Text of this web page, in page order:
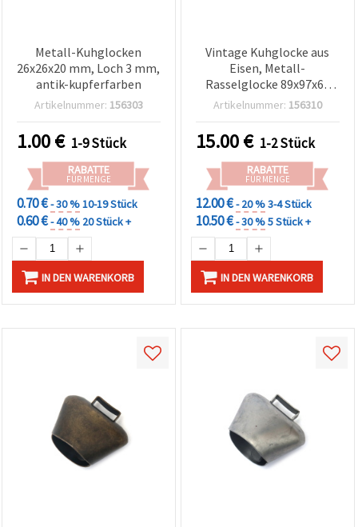
festlegen.
Ihre
Einwilligung
können Sie
jederzeit
widerrufen.
Datenschutzerklärung
Cookie-
Richtlinie
Alle
akzeptieren
Cookie-
Metall-Kuhglocken
26x26x20 mm, Loch 3 mm,
antik-kupferfarben
Artikelnummer: 156303
1.00€ 1-9 Stück
RABATTE
FÜR MENGE
0.70 €- 30 %10-19 Stück
0.60 €- 40 % 20 Stück +
IN DEN WARENKORB
Vintage Kuhglocke aus
Eisen, Metall-
Rasselglocke 89x97x62
mm, Loch 45 mm, Antik-
Bastelbedarf
Artikelnummer: 156310
15.00€ 1-2 Stück
RABATTE
FÜR MENGE
12.00 €- 20 %3-4 Stück
10.50 €- 30 %5 Stück +
IN DEN WARENKORB